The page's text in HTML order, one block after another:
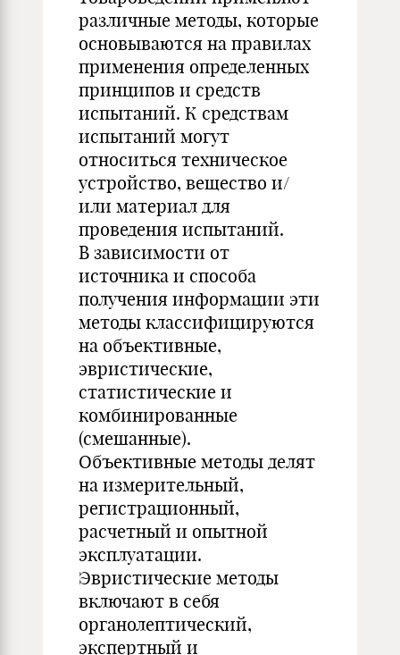
различные методы, которые
основываются на правилах
применения определенных
принципов и средств
испытаний. К средствам
испытаний могут
относиться техническое
устройство, вещество и/
или материал для
проведения испытаний.
В зависимости от
источника и способа
получения информации эти
методы классифицируются
на объективные,
эвристические,
статистические и
комбинированные
(смешанные).
Объективные методы делят
на измерительный,
регистрационный,
расчетный и опытной
эксплуатации.
Эвристические методы
включают в себя
органолептический,
экспертный и